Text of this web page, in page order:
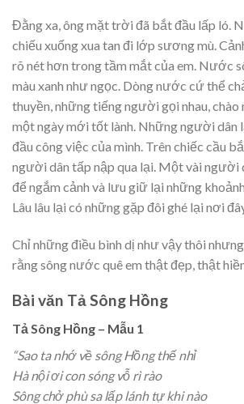
Đằng xa, ông mặt trời đã bắt đầu lấp ló.
chiếu xuống xua tan đi lớp sương mù.
rõ nét hơn trong tầm mắt của em. Nước
màu xanh như ngọc. Dòng nước cứ thể
thuyền, những tiếng người gọi nhau, chào
một ngày mới tốt lành. Những người dân
đầu công việc của mình. Trên chiếc cầu
người dân tấp nập qua lại. Một vài
để ngắm cảnh và lưu giữ lại những
Lâu lâu lại có những gặp đôi ghé lại nơi
Chỉ những điều bình dị như vậy thôi
rằng sông nước quê em thật đẹp, thật
Bài văn Tả Sông Hồng
Tả Sông Hồng – Mẫu 1
“Sao ta nhớ về sông Hồng thế nhỉ
Hà nội ơi con sóng vỗ rì rào
Sông chở phù sa lấp lánh tự khi nào